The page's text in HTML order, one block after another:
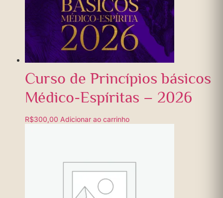
Curso de Princípios básicos
Médico-Espíritas – 2026
R$300,00 Adicionar ao carrinho